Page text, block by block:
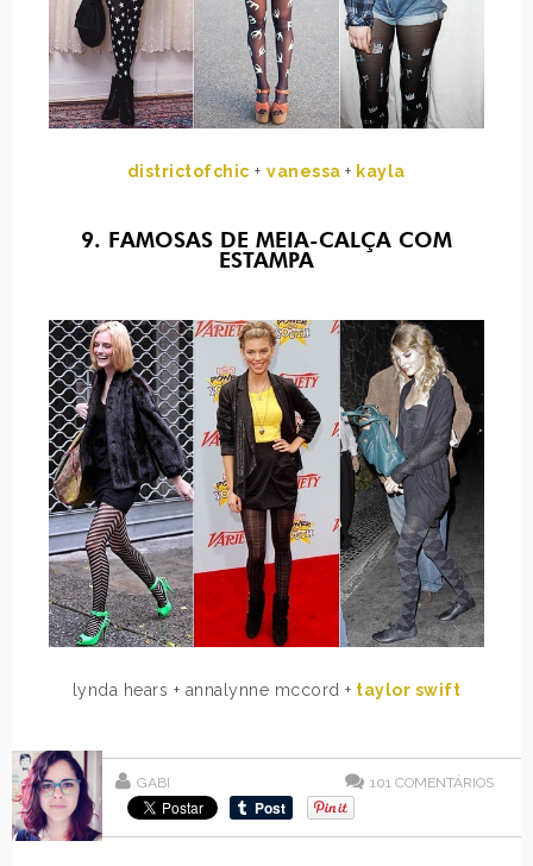
districtofchic +vanessa+ kayla
9. FAMOSAS DE MEIA-CALÇA COM
ESTAMPA
lynda hears + annalynne mccord + taylor swift
GABI 101 COMENTÁRIOS